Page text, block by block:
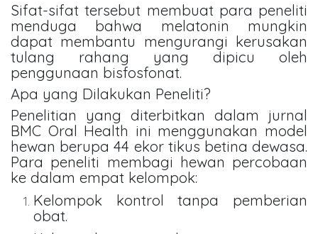
Sifat-sifat tersebut membuat para peneliti
menduga bahwa melatonin mungkin
dapat membantu mengurangi kerusakan
tulang rahang yang dipicu oleh
penggunaan bisfosfonat.
Apa yang Dilakukan Peneliti?
Penelitian yang diterbitkan dalam jurnal
BMC Oral Health ini menggunakan model
hewan berupa 44 ekor tikus betina dewasa.
Para peneliti membagi hewan percobaan
ke dalam empat kelompok:
Kelompok kontrol tanpa pemberian
obat.